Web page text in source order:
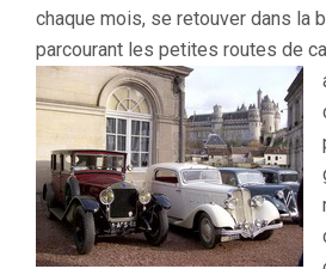
chaque mois, se retouver dans la
parcourant les petites routes de